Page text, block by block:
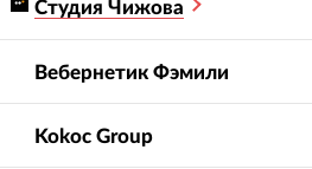
Студия Чижова
Вебернетик Фэмили
Kokoc Group